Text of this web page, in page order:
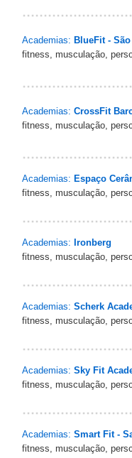
Academias: BlueFit -
fitness, musculação,
Academias: CrossFit
fitness, musculação,
Academias: Espaço
fitness, musculação,
Academias: Ironberg
fitness, musculação,
Academias: Scherk
fitness, musculação,
Academias: Sky Fit
fitness, musculação,
Academias: Smart Fit -
fitness, musculação,